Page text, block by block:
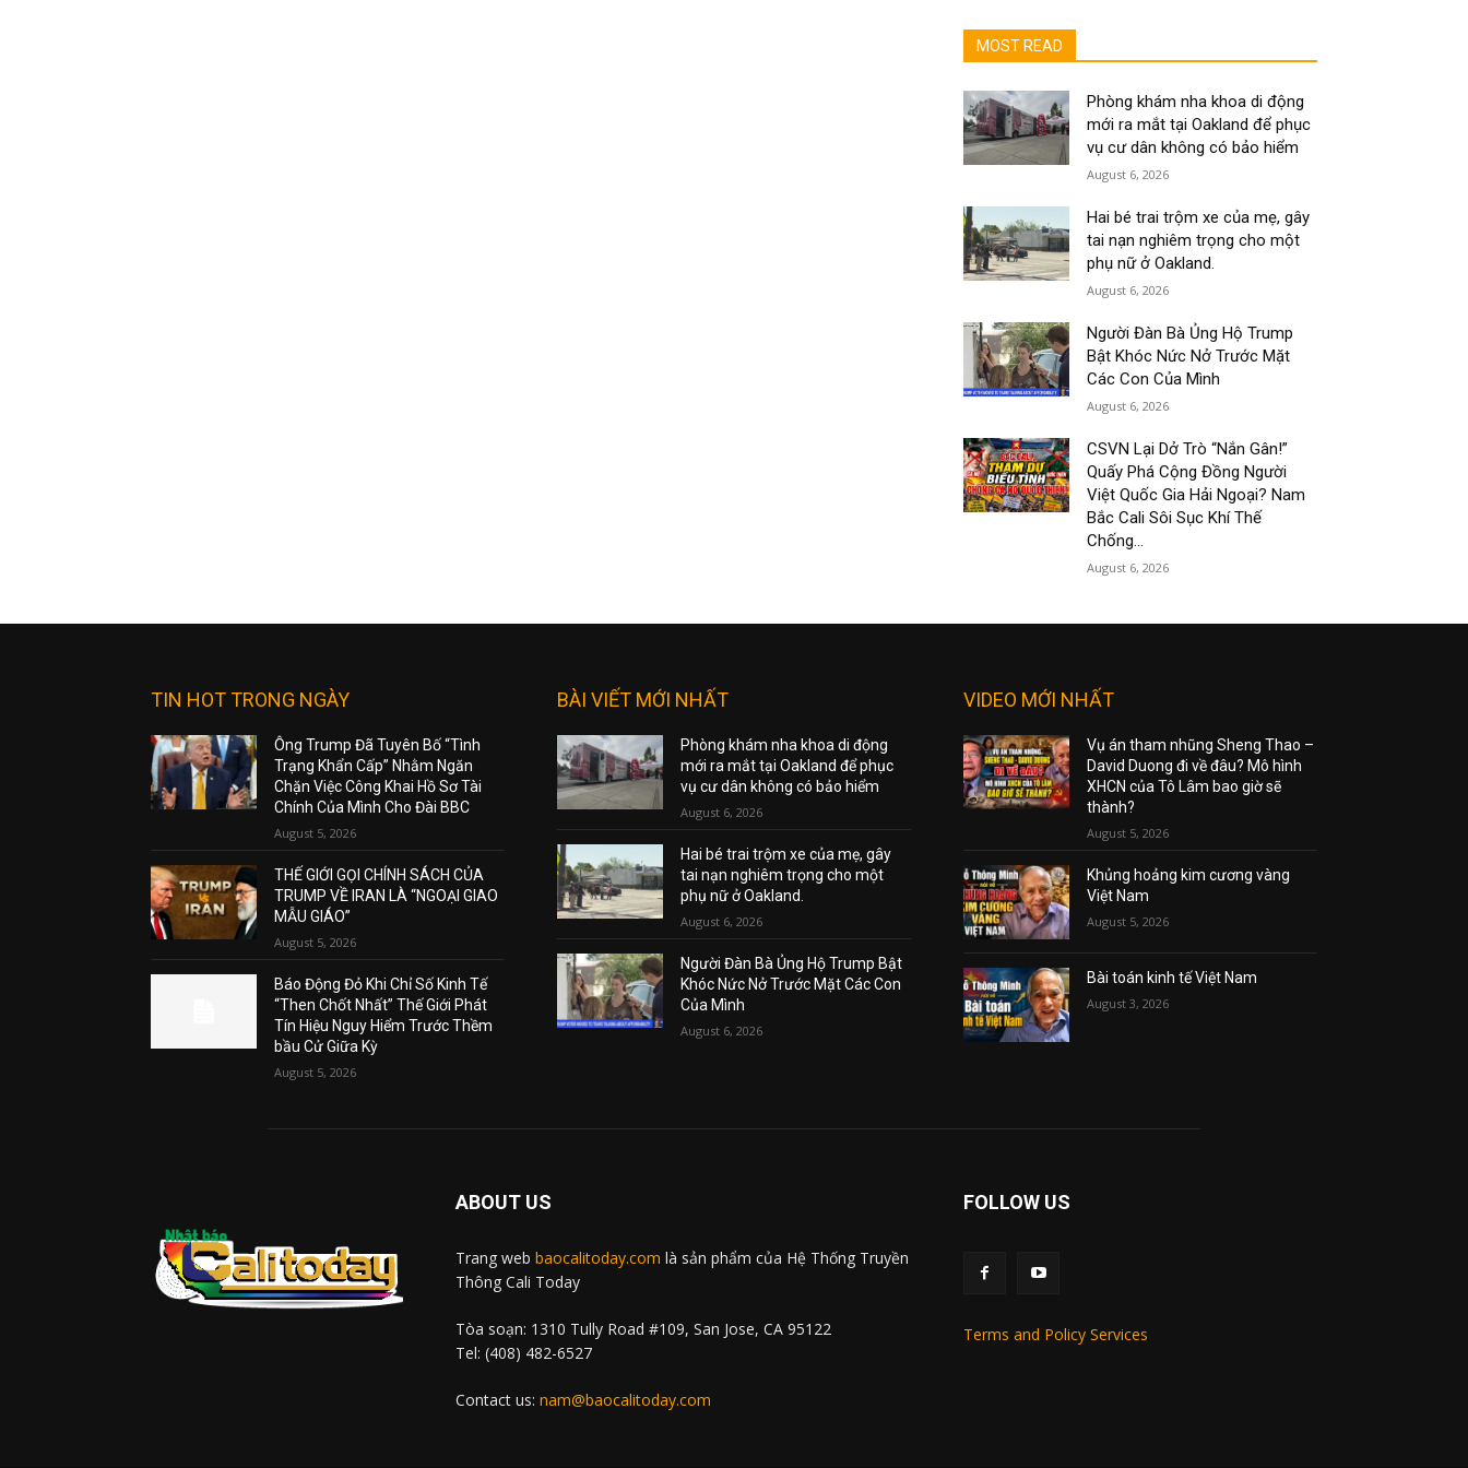
MOST READ
Phòng khám nha khoa di động
mới ra mắt tại Oakland để phục
vụ cư dân không có bảo hiểm
August 6, 2026
Hai bé trai trộm xe của mẹ, gây
tai nạn nghiêm trọng cho một
phụ nữ ở Oakland.
August 6, 2026
Người Đàn Bà Ủng Hộ Trump
Bật Khóc Nức Nở Trước Mặt
Các Con Của Mình
August 6, 2026
CSVN Lại Dở Trò “Nắn Gân!”
Quấy Phá Cộng Đồng Người
Việt Quốc Gia Hải Ngoại? Nam
Bắc Cali Sôi Sục Khí Thế
Chống...
August 6, 2026
TIN HOT TRONG NGÀY
Ông Trump Đã Tuyên Bố “Tình
Trạng Khẩn Cấp” Nhằm Ngăn
Chặn Việc Công Khai Hồ Sơ Tài
Chính Của Mình Cho Đài BBC
August 5, 2026
THẾ GIỚI GỌI CHÍNH SÁCH CỦA
TRUMP VỀ IRAN LÀ “NGOẠI GIAO
MẪU GIÁO”
August 5, 2026
Báo Động Đỏ Khi Chỉ Số Kinh Tế
“Then Chốt Nhất” Thế Giới Phát
Tín Hiệu Nguy Hiểm Trước Thềm
bầu Cử Giữa Kỳ
August 5, 2026
BÀI VIẾT MỚI NHẤT
Phòng khám nha khoa di động
mới ra mắt tại Oakland để phục
vụ cư dân không có bảo hiểm
August 6, 2026
Hai bé trai trộm xe của mẹ, gây
tai nạn nghiêm trọng cho một
phụ nữ ở Oakland.
August 6, 2026
Người Đàn Bà Ủng Hộ Trump Bật
Khóc Nức Nở Trước Mặt Các Con
Của Mình
August 6, 2026
VIDEO MỚI NHẤT
Vụ án tham nhũng Sheng Thao –
David Duong đi về đâu? Mô hình
XHCN của Tô Lâm bao giờ sẽ
thành?
August 5, 2026
Khủng hoảng kim cương vàng
Việt Nam
August 5, 2026
Bài toán kinh tế Việt Nam
August 3, 2026
ABOUT US
Trang web baocalitoday.com là sản phẩm của Hệ Thống Truyền
Thông Cali Today
Tòa soạn: 1310 Tully Road #109, San Jose, CA 95122
Tel: (408) 482-6527
Contact us: nam@baocalitoday.com
FOLLOW US
Terms and Policy Services